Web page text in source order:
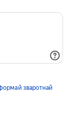
зваротнай